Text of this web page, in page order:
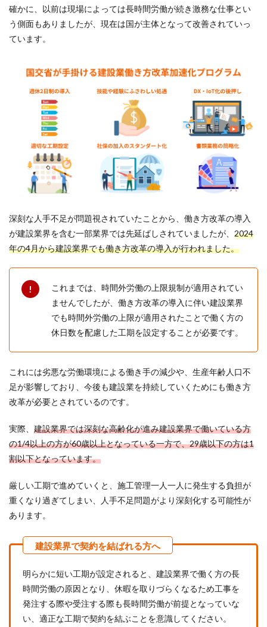
確かに、以前は現場によっては長時間労働が続き激務な仕事とい
う側面もありましたが、現在は国が主体となって改善されていっ
ています。
深刻な人手不足が問題視されていたことから、働き方改革の導入
が建設業界を含む一部業界では先延ばしされていましたが、 2024
年の4月から建設業界でも働き方改革の導入が行われました。
これまでは、時間外労働の上限規制が適用されてい
ませんでしたが、働き方改革の導入に伴い建設業界
でも時間外労働の上限が適用されたことで働く方の
休日数を配慮した工期を設定することが必要です。
これには劣悪な労働環境による働き手の減少や、生産年齢人口不
足が影響しており、今後も建設業を持続していくためにも働き方
改革が必要とされているのです。
実際、 建設業界では深刻な高齢化が進み建設業界で働いている方
の1/4以上の方が60歳以上となっている一方で、29歳以下の方は1
割以下となっています。
厳しい工期で進めていくと、施工管理一人一人に発生する負担が
重くなり過ぎてしまい、人手不足問題がより深刻化する可能性が
あります。
明らかに短い工期が設定されると、建設業界で働く方の長
時間労働の原因となり、休暇を取りづらくなるため工事を
発注する際や受注する際も長時間労働が前提となっていな
い、適正な工期で契約を結ぶことを意識してください。